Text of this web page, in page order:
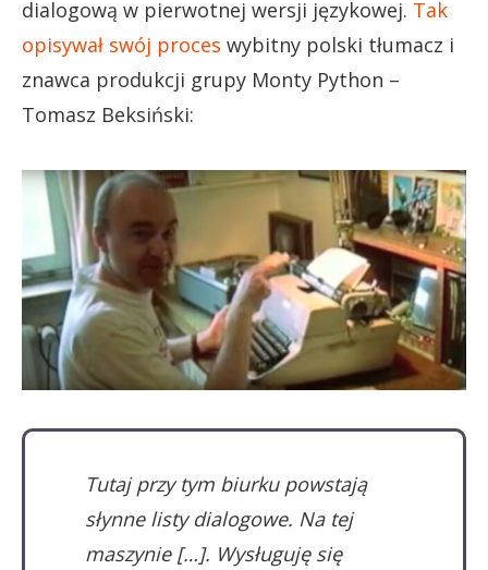
dialogową w pierwotnej wersji językowej. Tak
opisywał swój proces wybitny polski tłumacz i
znawca produkcji grupy Monty Python –
Tomasz Beksiński:
Tutaj przy tym biurku powstają
słynne listy dialogowe. Na tej
maszynie […]. Wysługuję się